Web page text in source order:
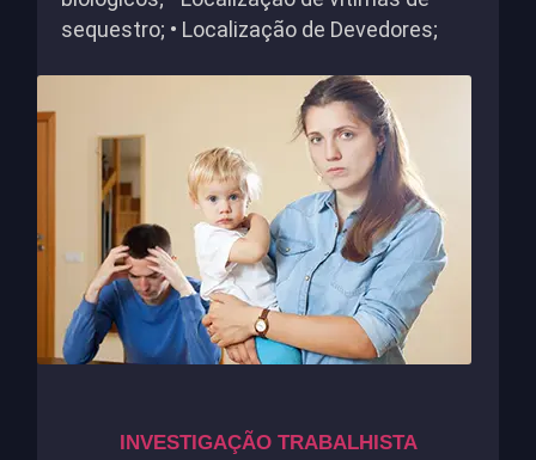
sequestro; • Localização de Devedores;
INVESTIGAÇÃO TRABALHISTA